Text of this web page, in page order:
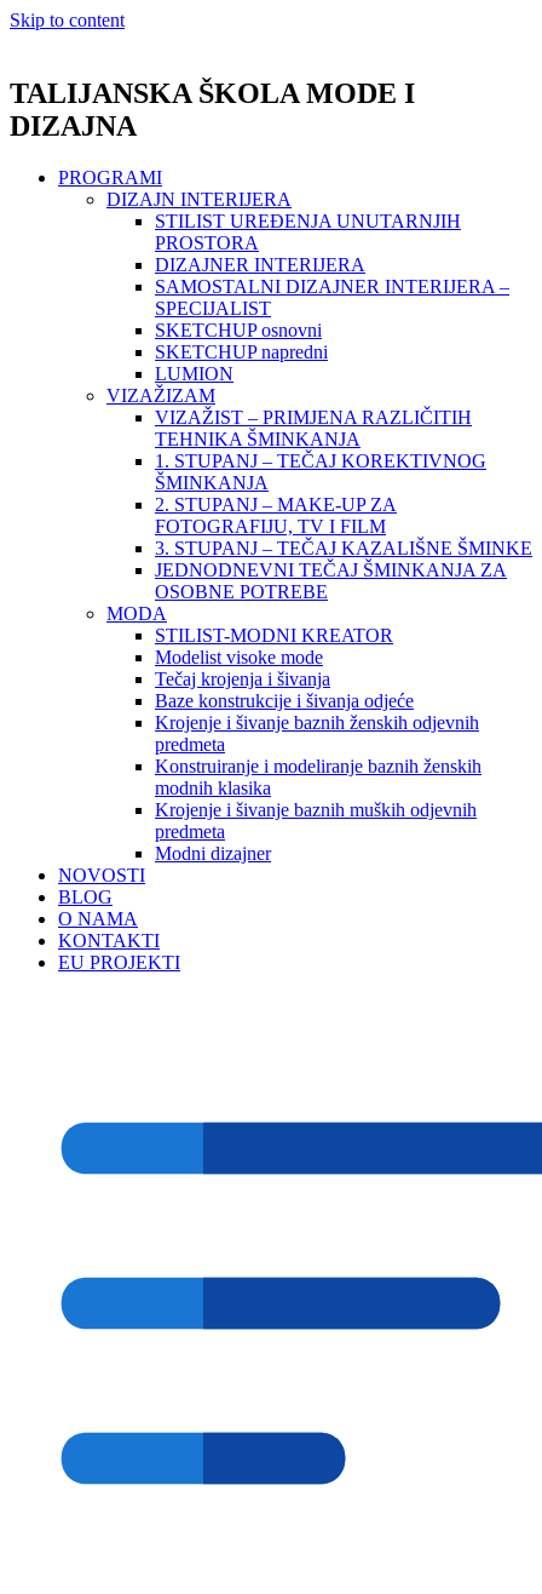
Skip to content
TALIJANSKA ŠKOLA MODE I
DIZAJNA
PROGRAMI
DIZAJN INTERIJERA
STILIST UREĐENJA UNUTARNJIH
PROSTORA
DIZAJNER INTERIJERA
SAMOSTALNI DIZAJNER INTERIJERA –
SPECIJALIST
SKETCHUP osnovni
SKETCHUP napredni
LUMION
VIZAŽIZAM
VIZAŽIST – PRIMJENA RAZLIČITIH
TEHNIKA ŠMINKANJA
1. STUPANJ – TEČAJ KOREKTIVNOG
ŠMINKANJA
2. STUPANJ – MAKE-UP ZA
FOTOGRAFIJU, TV I FILM
3. STUPANJ – TEČAJ KAZALIŠNE ŠMINKE
JEDNODNEVNI TEČAJ ŠMINKANJA ZA
OSOBNE POTREBE
MODA
STILIST-MODNI KREATOR
Modelist visoke mode
Tečaj krojenja i šivanja
Baze konstrukcije i šivanja odjeće
Krojenje i šivanje baznih ženskih odjevnih
predmeta
Konstruiranje i modeliranje baznih ženskih
modnih klasika
Krojenje i šivanje baznih muških odjevnih
predmeta
Modni dizajner
NOVOSTI
BLOG
O NAMA
KONTAKTI
EU PROJEKTI